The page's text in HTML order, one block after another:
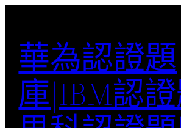
華為認證題
庫|IBM認